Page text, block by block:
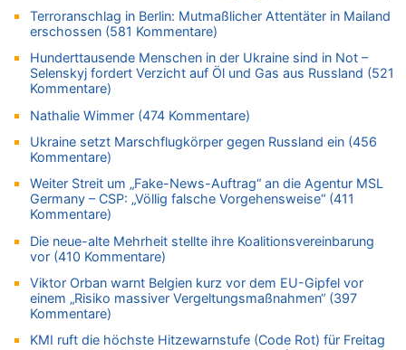
Tempolimit in 30er-Zonen – Untersuchung von Vias
07.08.2026 - 11:23 von Dax zu
In Belgien missachten zwei von drei Autofahrern das
Tempolimit in 30er-Zonen – Untersuchung von Vias
07.08.2026 - 11:20 von JoKrings zu
In Belgien missachten zwei von drei Autofahrern das
07.08.2026 - 11:15 von Dax zu
07.08.2026 - 11:12 von Frage zu
Wasserstand des Rheins in NRW so niedrig wie noch nie
07.08.2026 - 10:29 von Soso zu
Aachen ab 11. August wieder Mekka des Pferdesports –
Belgien setzt bei Reit-WM auf starke Springreiter
07.08.2026 - 10:23 von Opa zu
In Belgien missachten zwei von drei Autofahrern das
Tempolimit in 30er-Zonen – Untersuchung von Vias
Terroranschlag in Berlin: Mutmaßlicher Attentäter in Mailand
erschossen (581 Kommentare)
Hunderttausende Menschen in der Ukraine sind in Not –
Selenskyj fordert Verzicht auf Öl und Gas aus Russland (521
Kommentare)
Nathalie Wimmer (474 Kommentare)
Ukraine setzt Marschflugkörper gegen Russland ein (456
Kommentare)
Weiter Streit um „Fake-News-Auftrag“ an die Agentur MSL
Germany – CSP: „Völlig falsche Vorgehensweise“ (411
Kommentare)
Die neue-alte Mehrheit stellte ihre Koalitionsvereinbarung
vor (410 Kommentare)
Viktor Orban warnt Belgien kurz vor dem EU-Gipfel vor
einem „Risiko massiver Vergeltungsmaßnahmen“ (397
Kommentare)
KMI ruft die höchste Hitzewarnstufe (Code Rot) für Freitag